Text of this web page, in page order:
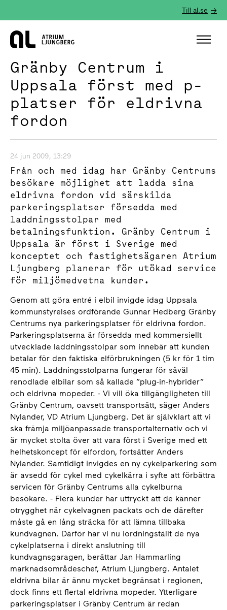
Till al.se
Hem
Gränby Centrum i
Uppsala först med p-
platser för eldrivna
fordon
24 jun 2009, 13:29
Från och med idag har Gränby Centrums
besökare möjlighet att ladda sina
eldrivna fordon vid särskilda
parkeringsplatser försedda med
laddningsstolpar med
betalningsfunktion. Gränby Centrum i
Uppsala är först i Sverige med
konceptet och fastighetsägaren Atrium
Ljungberg planerar för utökad service
för miljömedvetna kunder.
Genom att göra entré i elbil invigde idag Uppsala
kommunstyrelses ordförande Gunnar Hedberg Gränby
Centrums nya parkeringsplatser för eldrivna fordon.
Parkeringsplatserna är försedda med kommersiellt
utvecklade laddningsstolpar som innebär att kunden
betalar för den faktiska elförbrukningen (5 kr för 1 tim
45 min). Laddningsstolparna fungerar för såväl
renodlade elbilar som så kallade ”plug-in-hybrider”
och eldrivna mopeder. - Vi vill öka tillgängligheten till
Gränby Centrum, oavsett transportsätt, säger Anders
Nylander, VD Atrium Ljungberg. Det är självklart att vi
ska främja miljöanpassade transportalternativ och vi
är mycket stolta över att vara först i Sverige med ett
helhetskoncept för elfordon, fortsätter Anders
Nylander. Samtidigt invigdes en ny cykelparkering som
är avsedd för cykel med cykelkärra i syfte att förbättra
servicen för Gränby Centrums alla cykelburna
besökare. - Flera kunder har uttryckt att de känner
otrygghet när cykelvagnen packats och de därefter
måste gå en lång sträcka för att lämna tillbaka
kundvagnen. Därför har vi nu iordningställt de nya
cykelplatserna i direkt anslutning till
kundvagnsgaragen, berättar Jan Hammarling
marknadsområdeschef, Atrium Ljungberg. Antalet
eldrivna bilar är ännu mycket begränsat i regionen,
dock finns ett flertal eldrivna mopeder. Ytterligare
parkeringsplatser i Gränby Centrum är redan